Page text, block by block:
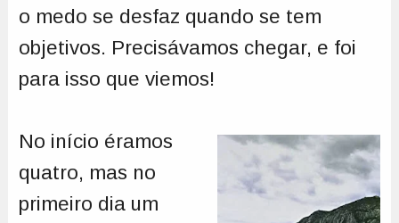
o medo se desfaz quando se tem
objetivos. Precisávamos chegar, e foi
para isso que viemos!
No início éramos
quatro, mas no
primeiro dia um